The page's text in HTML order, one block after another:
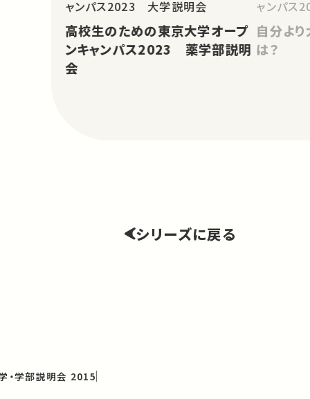
ャンパス2023 大学説明会
高校生のための東京大学オープ
ンキャンパス2023 薬学部説明
会
ャンパス
自分よ
は？
シリーズに戻る
・学部説明会 2015